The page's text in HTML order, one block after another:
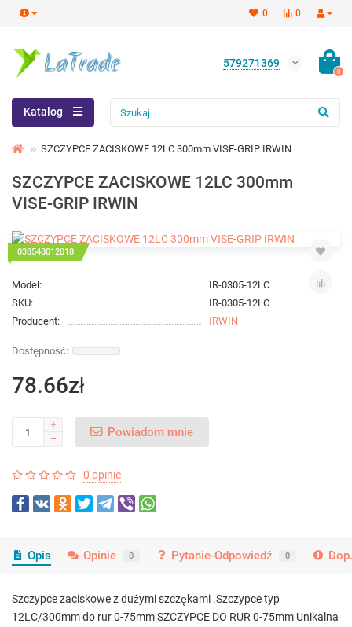
0
0
579271369
0
Katalog
SZCZYPCE ZACISKOWE 12LC 300mm VISE-GRIP IRWIN
SZCZYPCE ZACISKOWE 12LC 300mm
VISE-GRIP IRWIN
038548012018
Model:
IR-0305-12LC
SKU:
IR-0305-12LC
Producent:
IRWIN
78.66zł
Powiadom mnie
0 opinie
Opis Opinie 0 Pytanie-Odpowiedź 0
Szczypce zaciskowe z dużymi szczękami .Szczypce typ
12LC/300mm do rur 0-75mm SZCZYPCE DO RUR 0-75mm Unikalna